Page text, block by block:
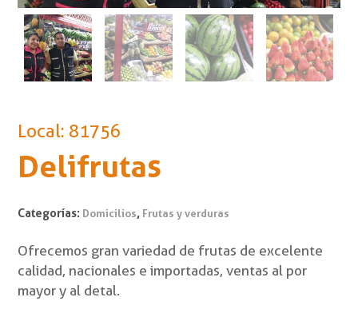
Local: 81756
Delifrutas
Categorías: Domicilios, Frutas y verduras
Ofrecemos gran variedad de frutas de excelente
calidad, nacionales e importadas, ventas al por
mayor y al detal.